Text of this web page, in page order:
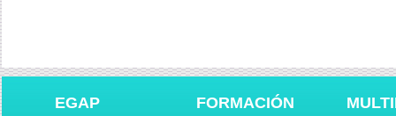
EGAP FORMACIÓN